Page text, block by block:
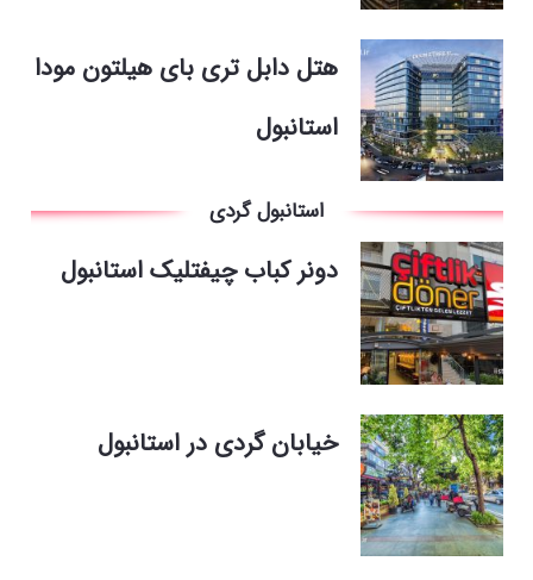
هتل دابل تری بای هیلتون مودا
استانبول
استانبول گردی
دونر کباب چیفتلیک استانبول
خیابان گردی در استانبول